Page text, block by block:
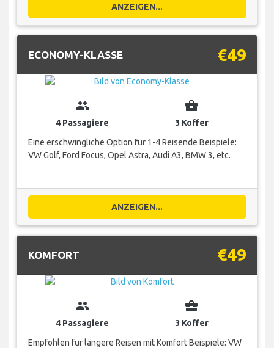
ANZEIGEN...
ECONOMY-KLASSE €49
group
4 Passagiere
business_center
3 Koffer
Eine erschwingliche Option für 1-4 Reisende Beispiele:
VW Golf, Ford Focus, Opel Astra, Audi A3, BMW 3, etc.
ANZEIGEN...
KOMFORT €49
group
4 Passagiere
business_center
3 Koffer
Empfohlen für längere Reisen mit Komfort Beispiele: VW